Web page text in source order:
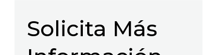
Solicita Más